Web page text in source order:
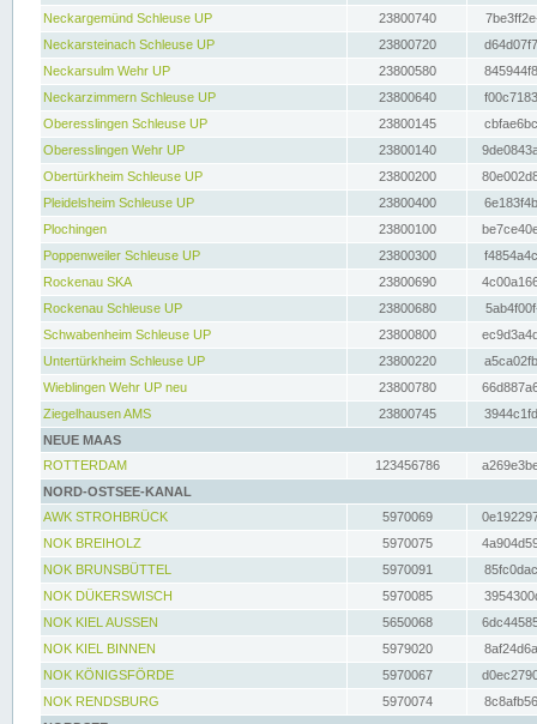
Neckargemünd Schleuse UP
23800740
Neckarsteinach Schleuse UP
23800720
Neckarsulm Wehr UP
23800580
Neckarzimmern Schleuse UP
23800640
Oberesslingen Schleuse UP
23800145
Oberesslingen Wehr UP
23800140
Obertürkheim Schleuse UP
23800200
Pleidelsheim Schleuse UP
23800400
Plochingen
23800100
Poppenweiler Schleuse UP
23800300
Rockenau SKA
23800690
Rockenau Schleuse UP
23800680
Schwabenheim Schleuse UP
23800800
Untertürkheim Schleuse UP
23800220
Wieblingen Wehr UP neu
23800780
Ziegelhausen AMS
23800745
NEUE MAAS
ROTTERDAM
123456786
NORD-OSTSEE-KANAL
AWK STROHBRÜCK
5970069
NOK BREIHOLZ
5970075
NOK BRUNSBÜTTEL
5970091
NOK DÜKERSWISCH
5970085
NOK KIEL AUSSEN
5650068
NOK KIEL BINNEN
5979020
NOK KÖNIGSFÖRDE
5970067
NOK RENDSBURG
5970074